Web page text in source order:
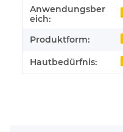
Anwendungsber
eich:
Produktform:
Hautbedürfnis: